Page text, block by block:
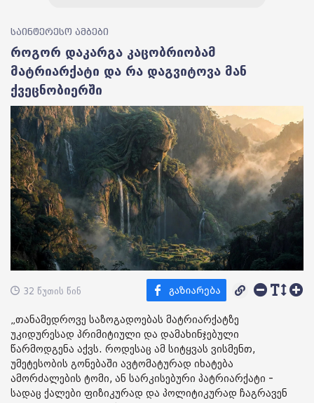
საინტერესო ამბები
როგორ დაკარგა კაცობრიობამ
მატრიარქატი და რა დაგვიტოვა მან
ქვეცნობიერში
32 წუთის წინ
„თანამედროვე საზოგადოებას მატრიარქატზე
უკიდურესად პრიმიტიული და დამახინჯებული
წარმოდგენა აქვს. როდესაც ამ სიტყვას ვისმენთ,
უმეტესობის გონებაში ავტომატურად იხატება
ამორძალების ტომი, ან სარკისებური პატრიარქატი -
სადაც ქალები ფიზიკურად და პოლიტიკურად ჩაგრავენ